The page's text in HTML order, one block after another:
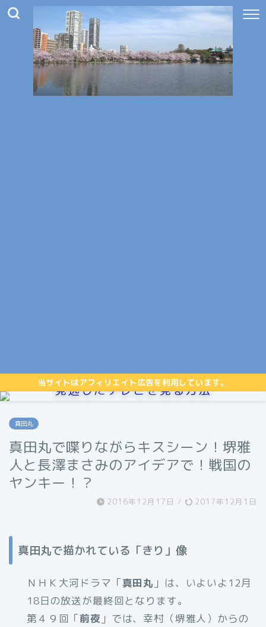
当サイトはアフィリエイト広告を利用しています。
見逃したテレビを見る方法
真田丸
真田丸で喋りながらキスシーン！堺雅
人と長澤まさみのアイデアで！戦国の
ヤンキー！？
2016年12月17日 / 2017年12月1日
真田丸で描かれている「きり」像
ＮＨＫ大河ドラマ「真田丸 」は、いよいよ12月
18日の放送が最終回となります。
第４９回「前夜 」では、幸村（堺雅人）からの